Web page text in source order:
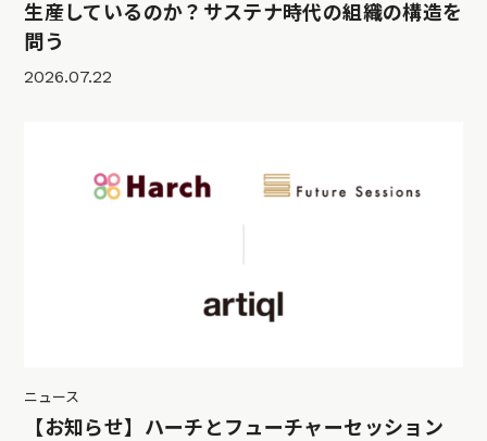
生産しているのか？サステナ時代の組織の構造を
問う
2026.07.22
ニュース
【お知らせ】ハーチとフューチャーセッション